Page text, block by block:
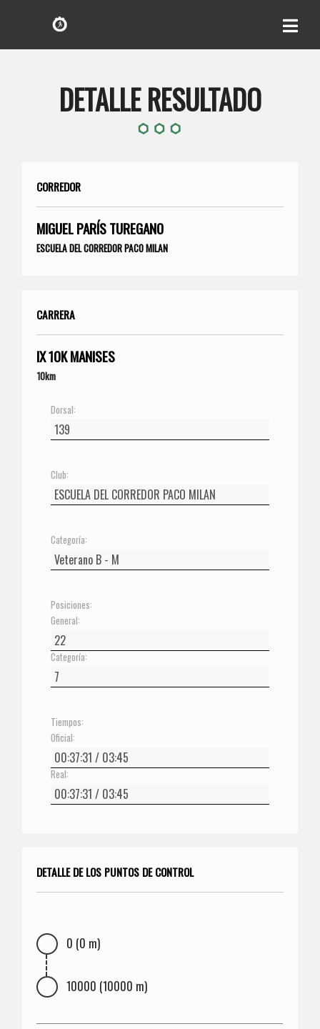
DETALLE RESULTADO
CORREDOR
MIGUEL PARÍS TUREGANO
ESCUELA DEL CORREDOR PACO MILAN
CARRERA
IX 10K MANISES
10km
Dorsal:
Club:
Categoría:
Posiciones:
General:
Categoría:
Tiempos:
Oficial:
Real:
DETALLE DE LOS PUNTOS DE CONTROL
0 (0 m)
10000 (10000 m)